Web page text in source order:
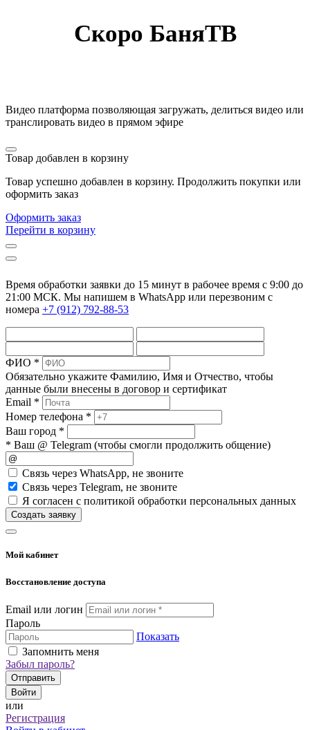
Скоро БаняТВ
Видео платформа позволяющая загружать, делиться видео или
транслировать видео в прямом эфире
Товар добавлен в корзину
Товар успешно добавлен в корзину. Продолжить покупки или
оформить заказ
Оформить заказ
Перейти в корзину
Время обработки заявки до 15 минут в рабочее время c 9:00 до
21:00 МСК. Мы напишем в WhatsApp или перезвоним с
номера +7 (912) 792-88-53
ФИО *
Обязательно укажите Фамилию, Имя и Отчество, чтобы
данные были внесены в договор и сертификат
Email *
Номер телефона *
Ваш город *
* Ваш @ Telegram (чтобы смогли продолжить общение)
Cвязь через WhatsApp, не звоните
Cвязь через Telegram, не звоните
Я согласен с политикой обработки персональных данных
Создать заявку
Мой кабинет
Восстановление доступа
Email или логин
Пароль
Показать
Запомнить меня
Забыл пароль?
Отправить
Войти
или
Регистрация